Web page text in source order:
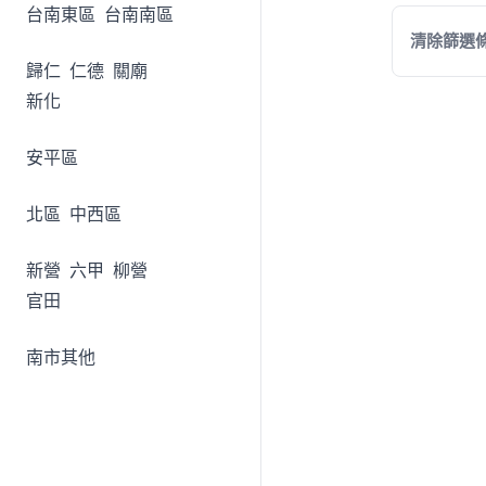
台南東區 台南南區
歸仁 仁德 關廟
新化
安平區
北區 中西區
新營 六甲 柳營
官田
南市其他
清除篩選